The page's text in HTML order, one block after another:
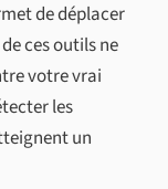
de déplacer
ces outils ne
votre vrai
les
un